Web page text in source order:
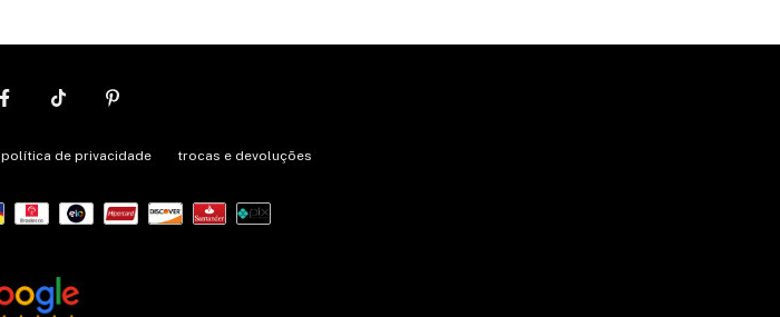
política de privacidade trocas e devoluções